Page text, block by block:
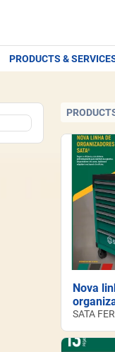
PRODUCTS &
Nova
SATA